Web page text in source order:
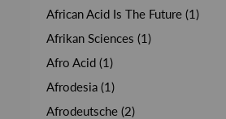
African Acid Is The Future (1)
Afrikan Sciences (1)
Afro Acid (1)
Afrodesia (1)
Afrodeutsche (2)